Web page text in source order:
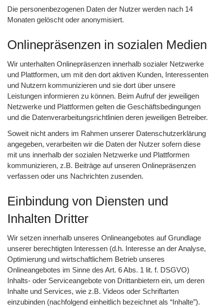
Die personenbezogenen Daten der Nutzer werden nach 14
Monaten gelöscht oder anonymisiert.
Onlinepräsenzen in sozialen Medien
Wir unterhalten Onlinepräsenzen innerhalb sozialer Netzwerke
und Plattformen, um mit den dort aktiven Kunden, Interessenten
und Nutzern kommunizieren und sie dort über unsere
Leistungen informieren zu können. Beim Aufruf der jeweiligen
Netzwerke und Plattformen gelten die Geschäftsbedingungen
und die Datenverarbeitungsrichtlinien deren jeweiligen Betreiber.
Soweit nicht anders im Rahmen unserer Datenschutzerklärung
angegeben, verarbeiten wir die Daten der Nutzer sofern diese
mit uns innerhalb der sozialen Netzwerke und Plattformen
kommunizieren, z.B. Beiträge auf unseren Onlinepräsenzen
verfassen oder uns Nachrichten zusenden.
Einbindung von Diensten und
Inhalten Dritter
Wir setzen innerhalb unseres Onlineangebotes auf Grundlage
unserer berechtigten Interessen (d.h. Interesse an der Analyse,
Optimierung und wirtschaftlichem Betrieb unseres
Onlineangebotes im Sinne des Art. 6 Abs. 1 lit. f. DSGVO)
Inhalts- oder Serviceangebote von Drittanbietern ein, um deren
Inhalte und Services, wie z.B. Videos oder Schriftarten
einzubinden (nachfolgend einheitlich bezeichnet als “Inhalte”).